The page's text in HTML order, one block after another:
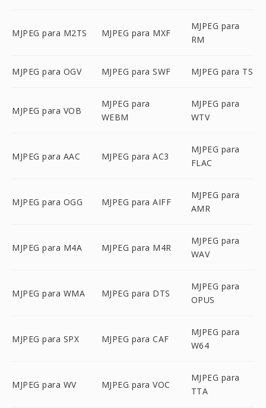
MJPEG para M2TS MJPEG para MXF
MJPEG para
RM
MJPEG para OGV MJPEG para SWF MJPEG para TS
MJPEG para VOB
MJPEG para
WEBM
MJPEG para
WTV
MJPEG para AAC MJPEG para AC3
MJPEG para
FLAC
MJPEG para OGG MJPEG para AIFF
MJPEG para
AMR
MJPEG para M4A MJPEG para M4R
MJPEG para
WAV
MJPEG para WMA MJPEG para DTS
MJPEG para
OPUS
MJPEG para SPX MJPEG para CAF
MJPEG para
W64
MJPEG para WV MJPEG para VOC
MJPEG para
TTA